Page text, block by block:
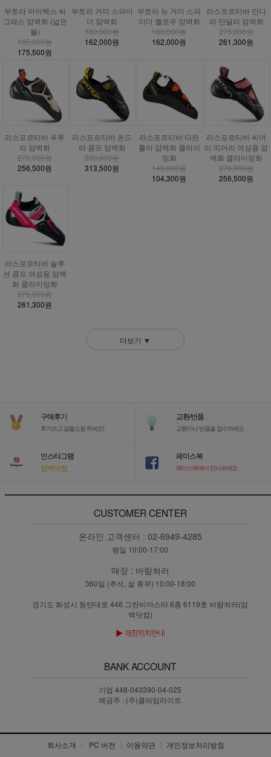
부토라 아이벡스 씨
그래스 암벽화 (넓은
볼)
195,000원
175,500원
부토라 거미 스파이
더 암벽화
180,000원
162,000원
부토라 뉴 거미 스파
이더 옐로우 암벽화
180,000원
162,000원
라스포르티바 만다
라 만달라 암벽화
275,000원
261,300원
라스포르티바 푸투
라 암벽화
270,000원
256,500원
라스포르티바 온드
라 콤프 암벽화
330,000원
313,500원
라스포르티바 타란
툴라 암벽화 클라이
밍화
149,000원
104,300원
라스포르티바 씨어
리 띠어리 여성용 암
벽화 클라이밍화
270,000원
256,500원
라스포르티바 솔루
션 콤프 여성용 암벽
화 클라이밍화
275,000원
261,300원
더보기 ▼
구매후기
-
후기쓰고 알뜰쇼핑 하세요!
교환/반품
-
교환이나 반품을 접수하세요
인스타그램
-
암벽닷컴
페이스북
-
페이스북에서 만나보세요
CUSTOMER CENTER
온라인 고객센터 : 02-6949-4285
평일 10:00-17:00
매장 : 바람쐬러
360일 (추석, 설 휴무) 10:00-18:00
경기도 화성시 동탄대로 446 그란비아스타 6층 6119호 바람쐬러(암
벽닷컴)
BANK ACCOUNT
기업 448-043390-04-025
예금주 : (주)클라임라이트
회사소개 PC 버전 이용약관 개인정보처리방침